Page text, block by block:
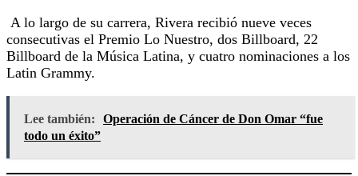
A lo largo de su carrera, Rivera recibió nueve veces
consecutivas el Premio Lo Nuestro, dos Billboard, 22
Billboard de la Música Latina, y cuatro nominaciones a los
Latin Grammy.
Lee también:
Operación de Cáncer de Don Omar “fue
todo un éxito”